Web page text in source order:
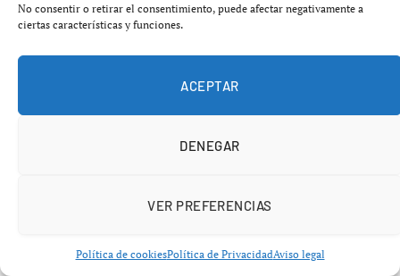
No consentir o retirar el consentimiento, puede afectar negativamente a
ciertas características y funciones.
ACEPTAR
DENEGAR
VER PREFERENCIAS
Política de cookiesPolítica de PrivacidadAviso legal
empresarial con IA